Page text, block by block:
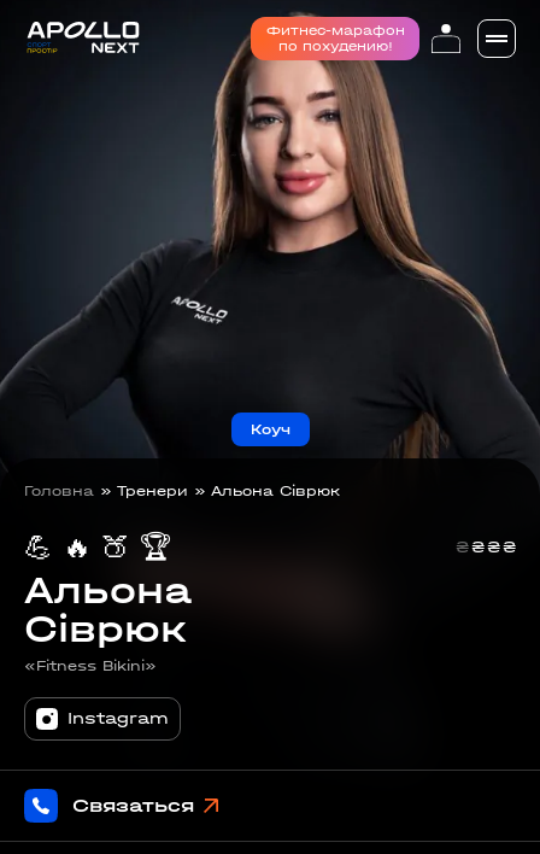
Фитнес-марафон
по похудению!
Коуч
Головна » Тренери » Альона Сіврюк
💪 🔥 🍑 🏆 ₴
₴
₴
₴
Альона
Сіврюк
«Fitness Bikini»
Instagram
Связаться